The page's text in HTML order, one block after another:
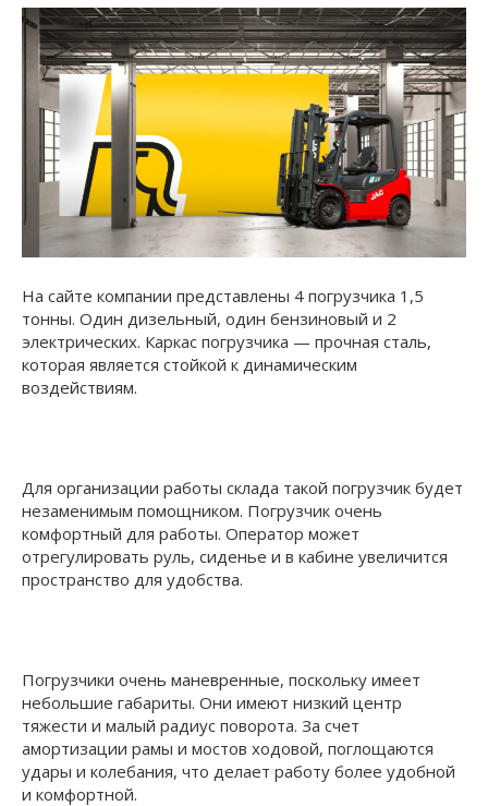
На сайте компании представлены 4 погрузчика 1,5
тонны. Один дизельный, один бензиновый и 2
электрических. Каркас погрузчика — прочная сталь,
которая является стойкой к динамическим
воздействиям.
Для организации работы склада такой погрузчик будет
незаменимым помощником. Погрузчик очень
комфортный для работы. Оператор может
отрегулировать руль, сиденье и в кабине увеличится
пространство для удобства.
Погрузчики очень маневренные, поскольку имеет
небольшие габариты. Они имеют низкий центр
тяжести и малый радиус поворота. За счет
амортизации рамы и мостов ходовой, поглощаются
удары и колебания, что делает работу более удобной
и комфортной.